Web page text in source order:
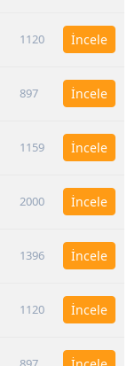
1120 İncele
897 İncele
1159 İncele
2000 İncele
1396 İncele
1120 İncele